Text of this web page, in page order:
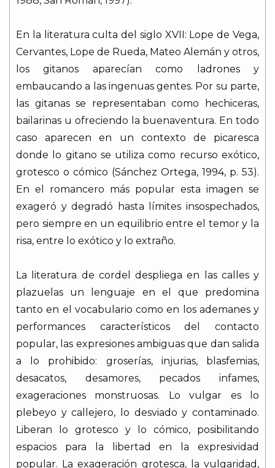
En la literatura culta del siglo XVII: Lope de Vega,
Cervantes, Lope de Rueda, Mateo Alemán y otros,
los gitanos aparecían como ladrones y
embaucando a las ingenuas gentes. Por su parte,
las gitanas se representaban como hechiceras,
bailarinas u ofreciendo la buenaventura. En todo
caso aparecen en un contexto de picaresca
donde lo gitano se utiliza como recurso exótico,
grotesco o cómico (Sánchez Ortega, 1994, p. 53).
En el romancero más popular esta imagen se
exageró y degradó hasta límites insospechados,
pero siempre en un equilibrio entre el temor y la
risa, entre lo exótico y lo extraño.
La literatura de cordel despliega en las calles y
plazuelas un lenguaje en el que predomina
tanto en el vocabulario como en los ademanes y
performances característicos del contacto
popular, las expresiones ambiguas que dan salida
a lo prohibido: groserías, injurias, blasfemias,
desacatos, desamores, pecados infames,
exageraciones monstruosas. Lo vulgar es lo
plebeyo y callejero, lo desviado y contaminado.
Liberan lo grotesco y lo cómico, posibilitando
espacios para la libertad en la expresividad
popular. La exageración grotesca, la vulgaridad,